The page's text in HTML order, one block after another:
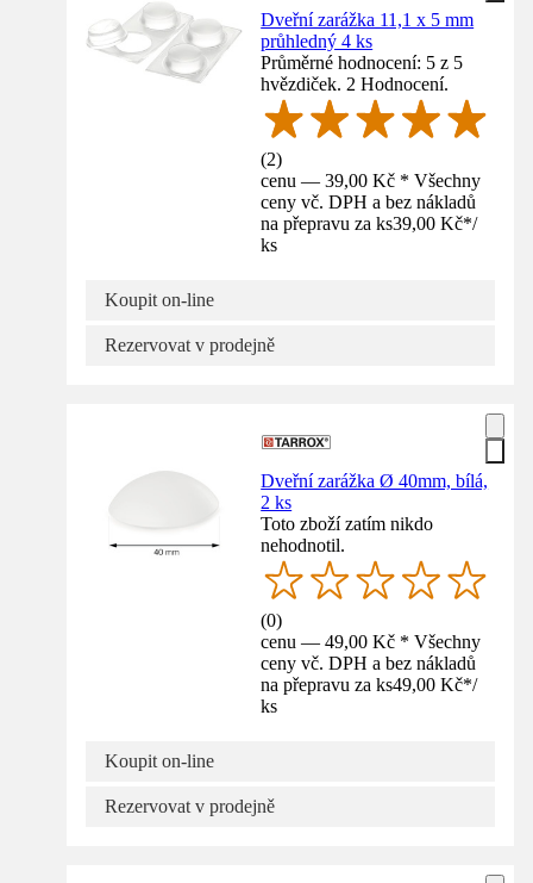
Dveřní zarážka 11,1 x 5 mm
průhledný 4 ks
Průměrné hodnocení: 5 z 5
hvězdiček. 2 Hodnocení.
(2)
cenu — 39,00 Kč * Všechny
ceny vč. DPH a bez nákladů
na přepravu za ks39,00 Kč*/
ks
Koupit on-line
Rezervovat v prodejně
Dveřní zarážka Ø 40mm, bílá,
2 ks
Toto zboží zatím nikdo
nehodnotil.
(0)
cenu — 49,00 Kč * Všechny
ceny vč. DPH a bez nákladů
na přepravu za ks49,00 Kč*/
ks
Koupit on-line
Rezervovat v prodejně